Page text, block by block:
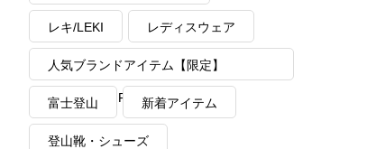
レキ/LEKI レディスウェア
人気ブランドアイテム【限定】
MAX40%OFF
富士登山 新着アイテム
登山靴・シューズ